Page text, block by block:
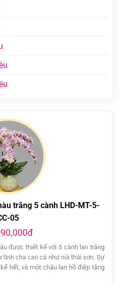
trắng 5 cành LHD-MT-5-
05
được thiết kế với 5 cành lan trắng
tình cha cao cả như núi thái sơn. Sự
hết, và một chậu lan hồ điệp tặng